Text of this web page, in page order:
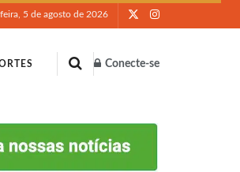
5 de agosto de 2026
Conecte-se